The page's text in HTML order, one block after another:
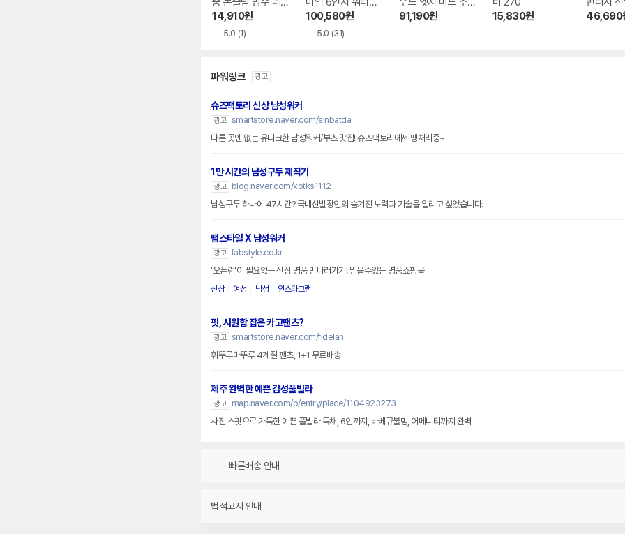
인부츠 DY850
14,910원
5.0 (1)
루프 부츠_TB1100
61713
100,580원
5.0 (31)
카 워커부츠_TB0A
91,190원
15,830원
워커화
46,690
파워링크 광고
슈즈팩토리 신상 남성워커
광고 smartstore.naver.com/sinbatda
다른 곳엔 없는 유니크한 남성워커/부츠 맛집! 슈즈팩토리에서 땡처리중~
1만 시간의 남성구두 제작기
광고
blog.naver.com/xotks1112
남성구두 하나에 47시간? 국내신발장인의 숨겨진 노력과 기술을 알리고 싶었습니다.
팹스타일 X 남성워커
광고 fabstyle.co.kr
'오픈런'이 필요없는 신상 명품 만나러가기! 믿을수있는 명품쇼핑몰
신상 여성 남성 인스타그램
핏, 시원함 잡은 카고팬츠?
광고 smartstore.naver.com/fidelan
휘뚜루마뚜루 4계절 팬츠, 1+1 무료배송
제주 완벽한 예쁜 감성풀빌라
광고
map.naver.com/p/entry/place/1104923273
사진 스팟으로 가득한 예쁜 풀빌라 독채, 6인까지, 바베큐불멍, 어메니티까지 완벽
빠른배송 안내
법적고지 안내